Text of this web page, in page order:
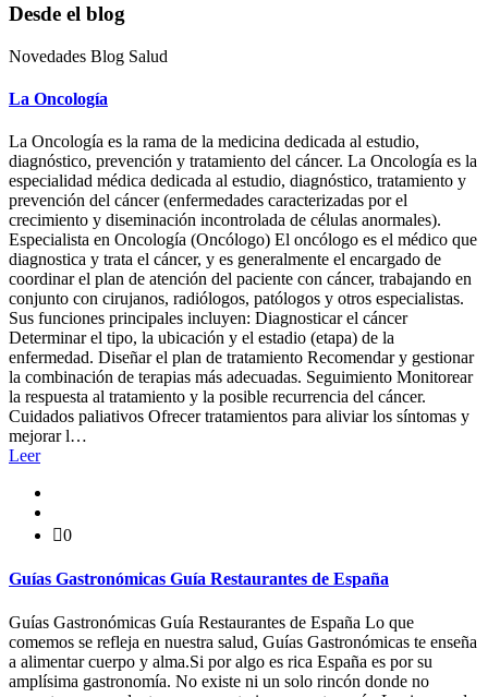
Desde el blog
Novedades Blog Salud
La Oncología
La Oncología es la rama de la medicina dedicada al estudio,
diagnóstico, prevención y tratamiento del cáncer. La Oncología es la
especialidad médica dedicada al estudio, diagnóstico, tratamiento y
prevención del cáncer (enfermedades caracterizadas por el
crecimiento y diseminación incontrolada de células anormales).
Especialista en Oncología (Oncólogo) El oncólogo es el médico que
diagnostica y trata el cáncer, y es generalmente el encargado de
coordinar el plan de atención del paciente con cáncer, trabajando en
conjunto con cirujanos, radiólogos, patólogos y otros especialistas.
Sus funciones principales incluyen: Diagnosticar el cáncer
Determinar el tipo, la ubicación y el estadio (etapa) de la
enfermedad. Diseñar el plan de tratamiento Recomendar y gestionar
la combinación de terapias más adecuadas. Seguimiento Monitorear
la respuesta al tratamiento y la posible recurrencia del cáncer.
Cuidados paliativos Ofrecer tratamientos para aliviar los síntomas y
mejorar l…
Leer
0
Guías Gastronómicas Guía Restaurantes de España
Guías Gastronómicas Guía Restaurantes de España Lo que
comemos se refleja en nuestra salud, Guías Gastronómicas te enseña
a alimentar cuerpo y alma.Si por algo es rica España es por su
amplísima gastronomía. No existe ni un solo rincón donde no